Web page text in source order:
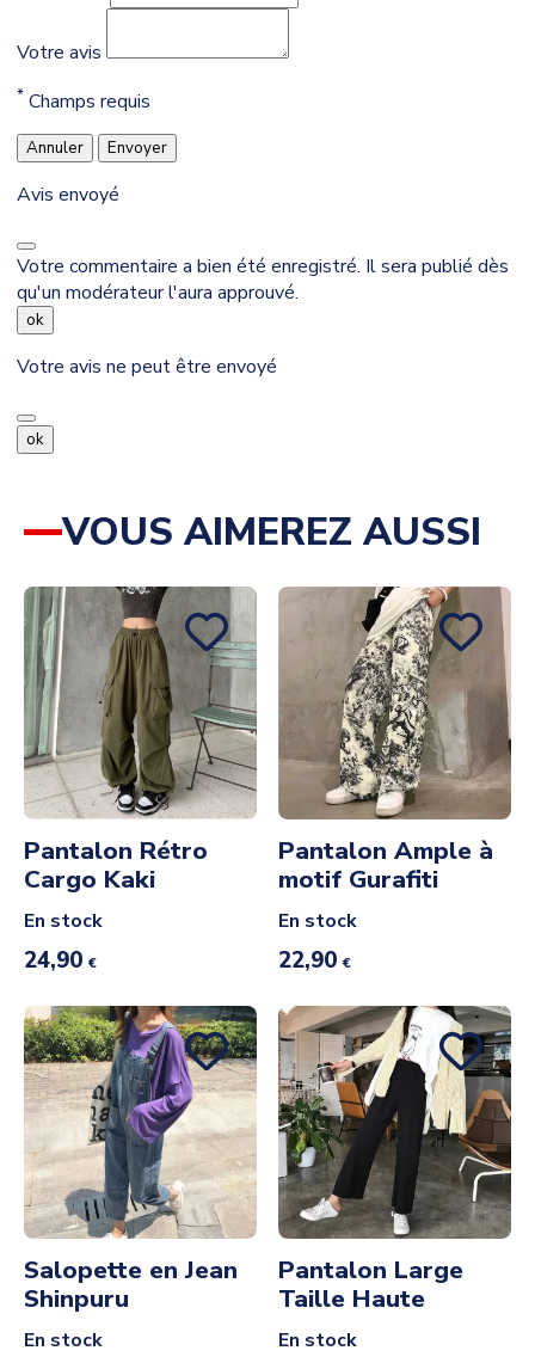
Votre avis
* Champs requis
Annuler Envoyer
Avis envoyé
Votre commentaire a bien été enregistré. Il sera publié dès
qu'un modérateur l'aura approuvé.
ok
Votre avis ne peut être envoyé
ok
VOUS AIMEREZ AUSSI
Pantalon Rétro
Cargo Kaki
En stock
24,90 €
Pantalon Ample à
motif Gurafiti
En stock
22,90 €
Salopette en Jean
Shinpuru
En stock
Pantalon Large
Taille Haute
En stock